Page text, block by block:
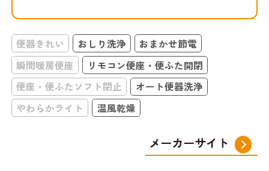
便器きれい おしり洗浄
おまかせ節電
瞬間暖房便座
リモコン便座・便ふた開閉
便座・便ふたソフト閉止
オート便器洗浄
やわらかライト
温風乾燥
メーカーサイト